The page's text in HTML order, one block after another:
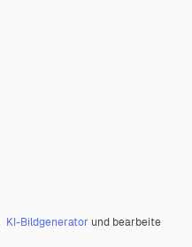
KI-Bildgenerator und bearbeite